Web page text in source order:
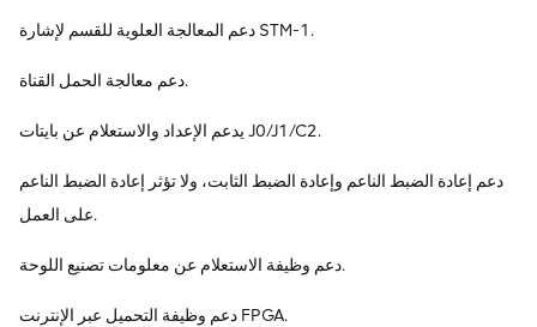
دعم المعالجة العلوية للقسم لإشارة STM-1.
دعم معالجة الحمل القناة.
يدعم الإعداد والاستعلام عن بايتات J0/J1/C2.
دعم إعادة الضبط الناعم وإعادة الضبط الثابت، ولا تؤثر إعادة الضبط الناعم
على العمل.
دعم وظيفة الاستعلام عن معلومات تصنيع اللوحة.
دعم وظيفة التحميل عبر الإنترنت FPGA.